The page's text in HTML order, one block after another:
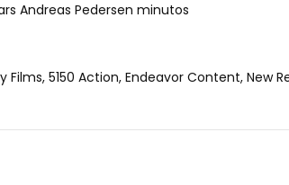
Andreas Pedersen minutos
Films, 5150 Action, Endeavor Content, New